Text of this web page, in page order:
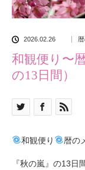
2026.02.26
和観便り〜
の13日間）
和観便り 暦の
『秋の嵐』の13日